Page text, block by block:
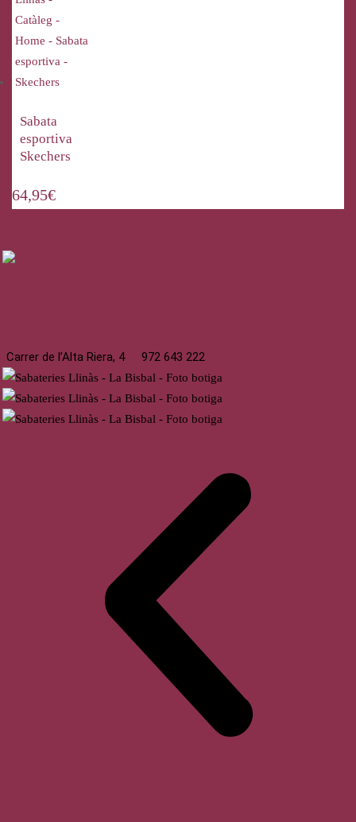
Sabata
esportiva
Skechers
64,95€
Carrer de l’Alta Riera, 4 972 643 222